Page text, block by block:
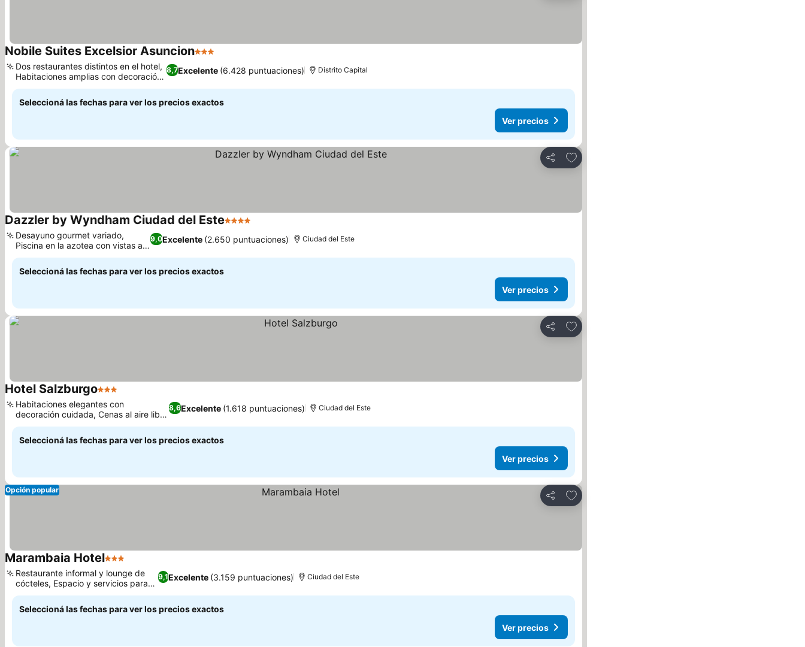
Nobile Suites Excelsior Asuncion3 Estrellas
8,7Excelente (6.428 puntuaciones)
Dos restaurantes distintos en el hotel,
Habitaciones amplias con decoración
clásica
Distrito Capital
Seleccioná las fechas para ver los precios exactos
Ver precios
Compartir
Añadir a favoritos
Dazzler by Wyndham Ciudad del Este4 Estrellas
9,0Excelente (2.650 puntuaciones)
Desayuno gourmet variado,
Piscina en la azotea con vistas a
la ciudad
Ciudad del Este
Seleccioná las fechas para ver los precios exactos
Ver precios
Compartir
Añadir a favoritos
Hotel Salzburgo3 Estrellas
8,6Excelente (1.618 puntuaciones)
Habitaciones elegantes con
decoración cuidada, Cenas al aire libre
en el restaurante
Ciudad del Este
Seleccioná las fechas para ver los precios exactos
Ver precios
Compartir
Añadir a favoritos
Opción popular
Marambaia Hotel3 Estrellas
9,1Excelente (3.159 puntuaciones)
Restaurante informal y lounge de
cócteles, Espacio y servicios para
familias
Ciudad del Este
Seleccioná las fechas para ver los precios exactos
Ver precios